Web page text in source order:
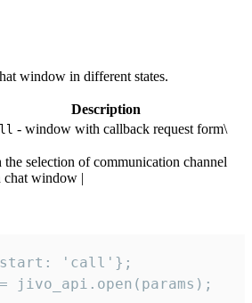
window in different states.
Description
- window with callback request form\
selection of communication channel
chat window |
{start: 'call'};
jivo_api.open(params);